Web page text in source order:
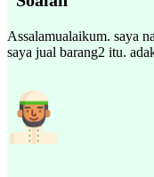
Assalamualaikum. saya
saya jual barang2 itu.